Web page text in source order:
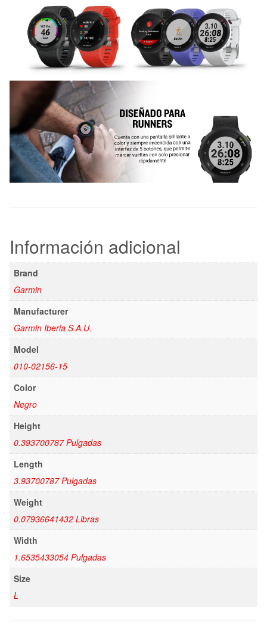
Información adicional
Brand
Garmin
Manufacturer
Garmin Iberia S.A.U.
Model
010-02156-15
Color
Negro
Height
0.393700787 Pulgadas
Length
3.93700787 Pulgadas
Weight
0.07936641432 Libras
Width
1.6535433054 Pulgadas
Size
L